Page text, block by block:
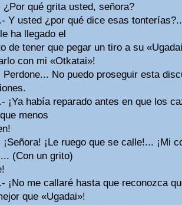
¿Por qué grita usted, señora?
Y usted ¿por qué dice esas
ha llegado el
de tener que pegar un tiro a su
con mi «Otkatai»!
Perdone... No puedo proseguir esta
¡Ya había reparado antes en que los
menos
¡Señora! ¡Le ruego que se calle!... ¡Mi
(Con un grito)
¡No me callaré hasta que reconozca
que «Ugadai»!